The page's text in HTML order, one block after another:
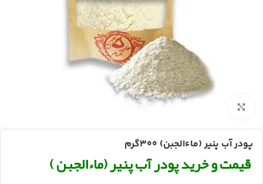
بزرگنمایی تصویر
پودر آب پنیر (ماءالجبن) ۳۰۰گرم
قیمت و خرید پودر آب پنیر (ماءالجبن )